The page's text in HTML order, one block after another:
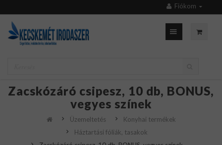
Fiókom
Zacskózáró csipesz, 10 db, BONUS,
vegyes színek
Üzemeltetés
Konyhai termékek
Háztartási fóliák, tasakok